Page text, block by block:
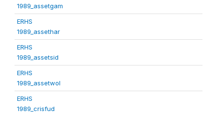
1989_assetgam
ERHS
1989_assethar
ERHS
1989_assetsid
ERHS
1989_assetwol
ERHS
1989_crisfud